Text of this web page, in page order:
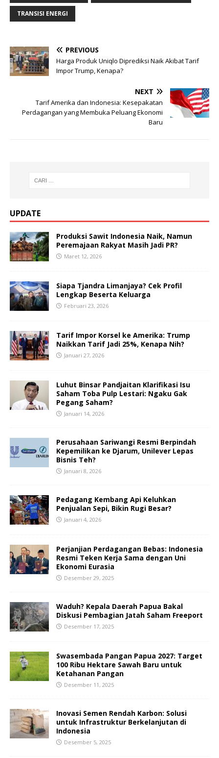
TRANSISI ENERGI
PREVIOUS
Harga Produk Uniqlo Diprediksi Naik Akibat Tarif
Impor Trump, Kenapa?
NEXT
Tarif Amerika dan Indonesia: Kesepakatan
Perdagangan yang Membuka Peluang Ekonomi
Baru
UPDATE
Produksi Sawit Indonesia Naik, Namun
Peremajaan Rakyat Masih Jadi PR?
Maret 12, 2026
Siapa Tjandra Limanjaya? Cek Profil
Lengkap Beserta Keluarga
Februari 23, 2026
Tarif Impor Korsel ke Amerika: Trump
Naikkan Tarif Jadi 25%, Kenapa Nih?
Januari 27, 2026
Luhut Binsar Pandjaitan Klarifikasi Isu
Saham Toba Pulp Lestari: Ngaku Gak
Pegang Saham?
Januari 14, 2026
Perusahaan Sariwangi Resmi Berpindah
Kepemilikan ke Djarum, Unilever Lepas
Bisnis Teh?
Januari 8, 2026
Pedagang Kembang Api Keluhkan
Penjualan Sepi, Bikin Rugi Besar?
Januari 4, 2026
Perjanjian Perdagangan Bebas: Indonesia
Resmi Teken Kerja Sama dengan Uni
Ekonomi Eurasia
Desember 29, 2025
Waduh? Kepala Daerah Papua Bakal
Diskusi Pembagian Jatah Saham Freeport
Desember 17, 2025
Swasembada Pangan Papua 2027: Target
100 Ribu Hektare Sawah Baru untuk
Ketahanan Pangan
Desember 11, 2025
Inovasi Semen Rendah Karbon: Solusi
untuk Infrastruktur Berkelanjutan di
Indonesia
Desember 5, 2025